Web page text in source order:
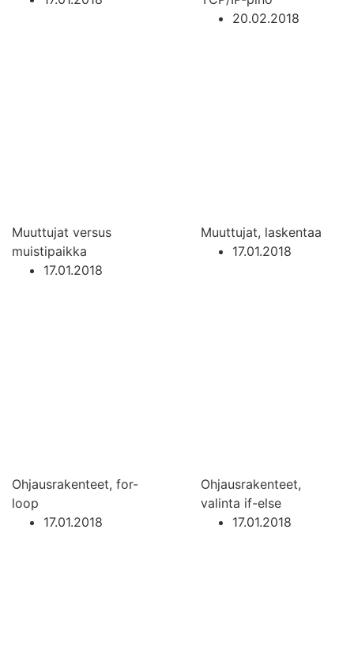
20.02.2018
Muuttujat versus
muistipaikka
17.01.2018
Muuttujat, laskentaa
17.01.2018
Ohjausrakenteet, for-
loop
17.01.2018
Ohjausrakenteet,
valinta if-else
17.01.2018